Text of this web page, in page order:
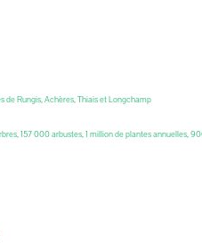
Rungis, Achères, Thiais et Longchamp
157 000 arbustes, 1 million de plantes annuelles,